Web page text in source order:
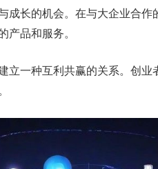
成长的机会。在与大企业合
产品和服务。
立一种互利共赢的关系。创